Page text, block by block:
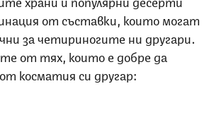
от съставки, които могат
за четириногите ни другари.
от тях, които е добре да
косматия си другар: